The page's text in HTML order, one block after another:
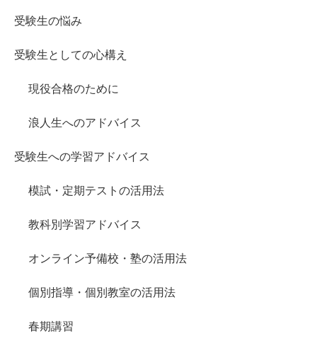
受験生の悩み
受験生としての心構え
現役合格のために
浪人生へのアドバイス
受験生への学習アドバイス
模試・定期テストの活用法
教科別学習アドバイス
オンライン予備校・塾の活用法
個別指導・個別教室の活用法
春期講習